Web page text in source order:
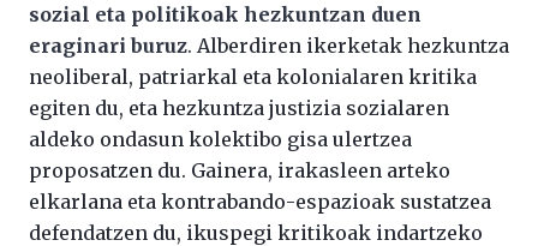
sozial eta politikoak hezkuntzan duen
eraginari buruz. Alberdiren ikerketak hezkuntza
neoliberal, patriarkal eta kolonialaren kritika
egiten du, eta hezkuntza justizia sozialaren
aldeko ondasun kolektibo gisa ulertzea
proposatzen du. Gainera, irakasleen arteko
elkarlana eta kontrabando-espazioak sustatzea
defendatzen du, ikuspegi kritikoak indartzeko